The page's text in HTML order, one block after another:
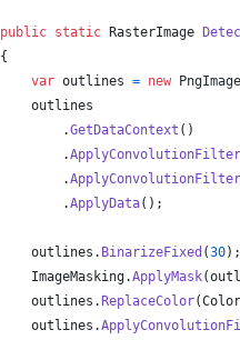
public static RasterImage
{
var outlines = new PngImage
outlines
.GetDataContext ( )
.ApplyConvolutionFilter
.ApplyConvolutionFilter
.ApplyData( ) ;
outlines . BinarizeFixed (30) ;
ImageMasking.ApplyMask(
outlines .ReplaceColor(Color
outlines .